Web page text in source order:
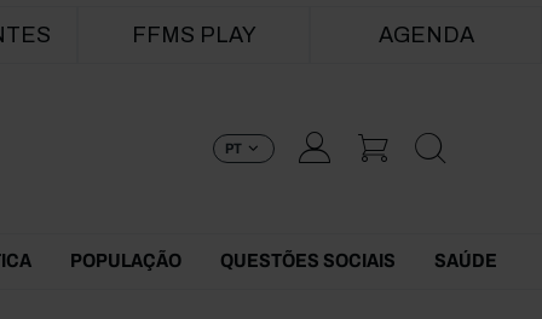
FFMS PLAY AGENDA
PT
POPULAÇÃO QUESTÕES SOCIAIS SAÚDE